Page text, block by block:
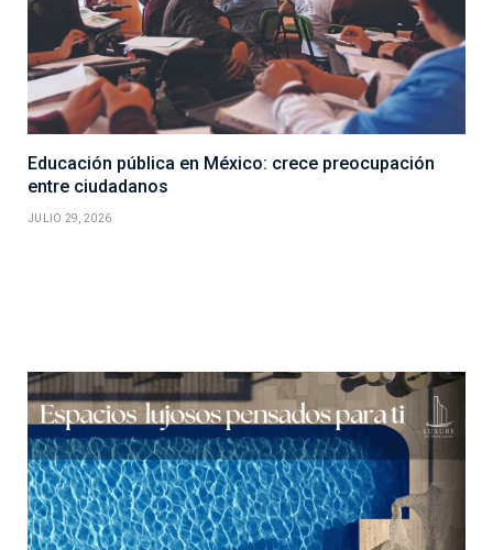
Educación pública en México: crece preocupación
entre ciudadanos
JULIO 29, 2026